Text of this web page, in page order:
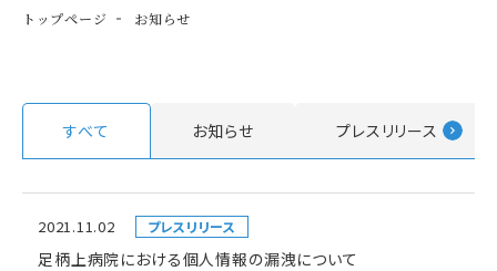
トップページ お知らせ
すべて お知らせ プレスリリース
2021.11.02 プレスリリース
足柄上病院における個人情報の漏洩について